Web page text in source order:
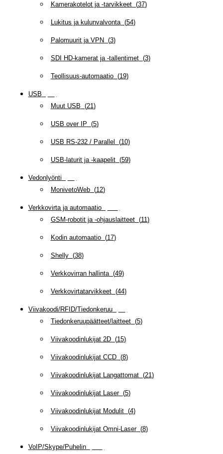
Kamerakotelot ja -tarvikkeet(37)
Lukitus ja kulunvalvonta(54)
Palomuurit ja VPN (3)
SDI HD-kamerat ja -tallentimet(3)
Teollisuus-automaatio(19)
USB
Muut USB (21 )
USB over IP (5)
USB RS-232 / Parallel (10)
USB-laturit ja -kaapelit(59)
Vedonlyönti
MonivetoWeb(12)
Verkkovirta ja automaatio(
GSM-robotit ja -ohjauslaitteet(11 )
Kodin automaatio(17)
Shelly(38)
Verkkovirran hallinta(49)
Verkkovirtatarvikkeet(44)
Viivakoodi/RFID/Tiedonkeruu(
Tiedonkeruupäätteet/laitteet(5)
Viivakoodinlukijat 2D(15)
Viivakoodinlukijat CCD(8)
Viivakoodinlukijat Langattomat(21 )
Viivakoodinlukijat Laser(5)
Viivakoodinlukijat Modulit(4)
Viivakoodinlukijat Omni-Laser(8)
VoIP/Skype/Puhelin(